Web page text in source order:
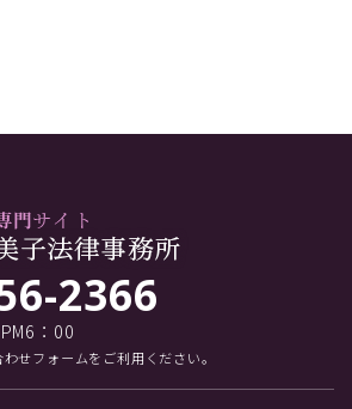
2366
：00
せフォームをご利用ください。